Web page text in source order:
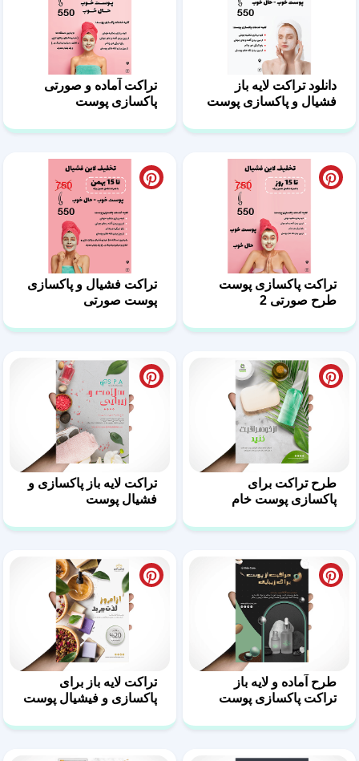
دانلود تراکت لایه باز
فشیال و پاکسازی پوست
تراکت آماده و صورتی
پاکسازی پوست
تراکت پاکسازی پوست
طرح صورتی 2
تراکت فشیال و پاکسازی
پوست صورتی
طرح تراکت برای
پاکسازی پوست خام
تراکت لایه باز پاکسازی و
فشیال پوست
طرح آماده و لایه باز
تراکت پاکسازی پوست
تراکت لایه باز برای
پاکسازی و فیشیال پوست